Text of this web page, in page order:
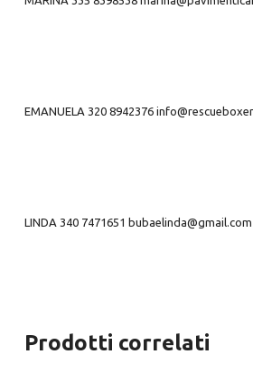
EMANUELA 320 8942376
LINDA 340 7471651 bubaelinda@gmail.com
Prodotti correlati